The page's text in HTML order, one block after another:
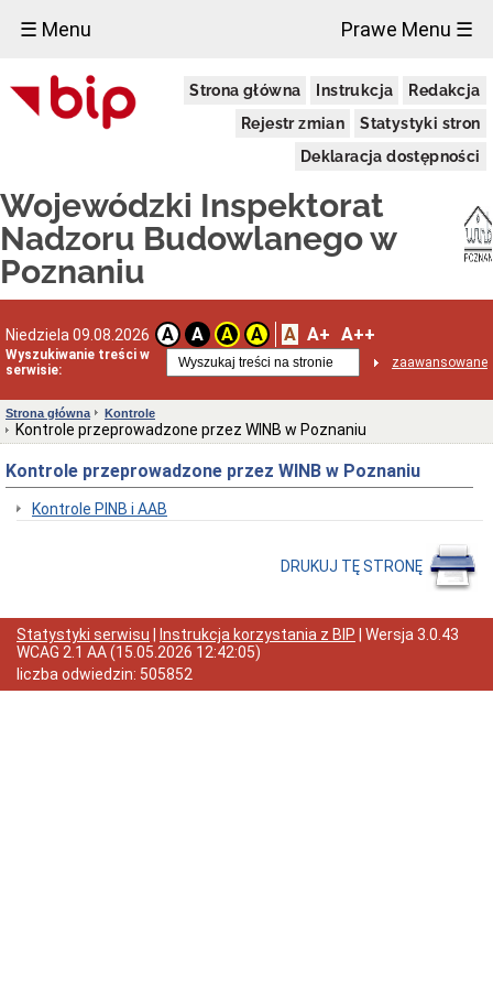
☰ Menu Prawe Menu ☰
Strona główna Instrukcja
Redakcja
Rejestr zmian
Statystyki stron
Deklaracja dostępności
Wojewódzki Inspektorat
Nadzoru Budowlanego w
Poznaniu
Niedziela 09.08.2026 A A A A A A+ A++
Wyszukiwanie treści w
serwisie:
zaawansowane
Wojewódzki
Inspektorat
Nadzoru
Budowlanego
Powstanie
organu
Utworzenie
WINB
w
Poznaniu
i
zakres
działania
budowlanego
Ochrona
Danych
Osobowych
O
Inspektoracie
Struktura
Inspektoratu
Kierownictwo
Inspektoratu
Strona główna Kontrole
Kontrole przeprowadzone przez WINB w Poznaniu
Kontrole przeprowadzone przez WINB w Poznaniu
Kontrole PINB i AAB
DRUKUJ TĘ STRONĘ
×
Statystyki serwisu Instrukcja korzystania z BIP | Wersja 3.0.43
WCAG 2.1 AA(15.05.2026 12:42:05)
liczba odwiedzin: 505852